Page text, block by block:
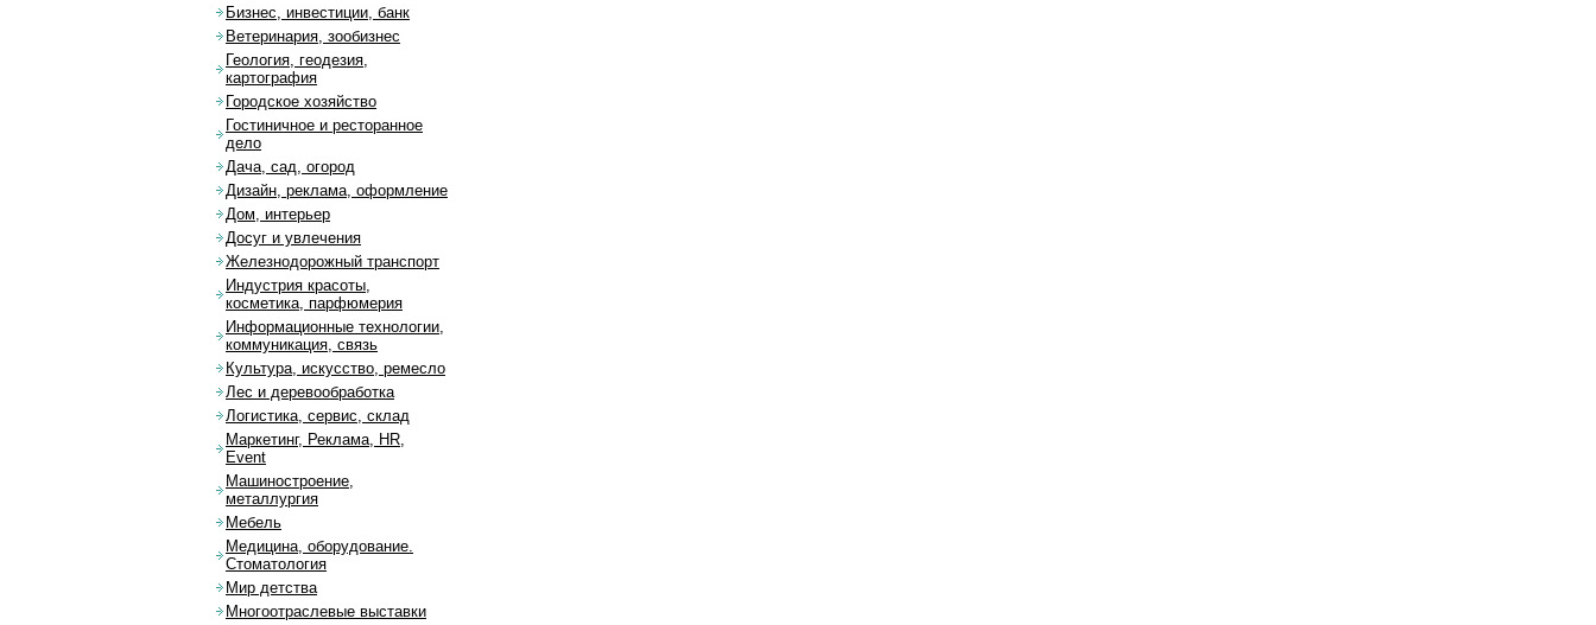
Бизнес, инвестиции, банк
Ветеринария, зообизнес
Геология, геодезия,
картография
Городское хозяйство
Гостиничное и ресторанное
дело
Дача, сад, огород
Дизайн, реклама, оформление
Дом, интерьер
Досуг и увлечения
Железнодорожный транспорт
Индустрия красоты,
косметика, парфюмерия
Информационные технологии,
коммуникация, связь
Культура, искусство, ремесло
Лес и деревообработка
Логистика, сервис, склад
Маркетинг, Реклама, HR,
Event
Машиностроение,
металлургия
Мебель
Медицина, оборудование.
Стоматология
Мир детства
Многоотраслевые выставки